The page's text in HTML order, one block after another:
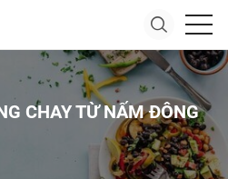
CHAY TỪ NẤM ĐÔNG